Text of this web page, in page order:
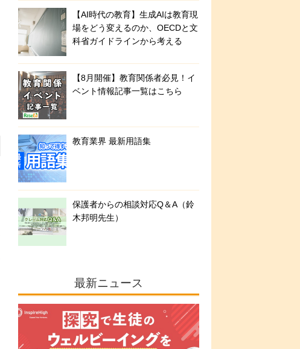
【AI時代の教育】生成AIは教育現
場をどう変えるのか、OECDと文
科省ガイドラインから考える
【8月開催】教育関係者必見！イ
ベント情報記事一覧はこちら
教育業界 最新用語集
保護者からの相談対応Q＆A（鈴
木邦明先生）
最新ニュース